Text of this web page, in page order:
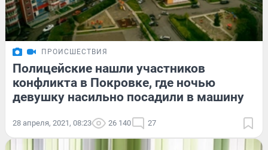
ПРОИСШЕСТВИЯ
Полицейские нашли участников
конфликта в Покровке, где ночью
девушку насильно посадили в машину
28 апреля, 2021, 08:23 26 140 27